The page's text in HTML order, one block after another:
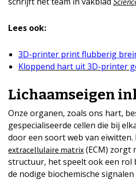
Lees ook:
3D-printer print flubberig
Kloppend hart uit 3D-printer
Lichaamseigen
Onze organen, zoals ons hart,
gespecialiseerde cellen die bij
door een soort web van eiwitten.
extracellulaire matrix (ECM) zorgt
structuur, het speelt ook een rol
de nodige biochemische